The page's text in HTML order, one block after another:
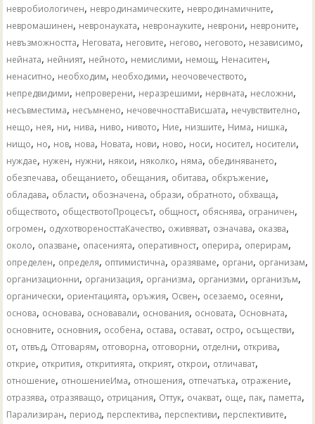
невробиологичен, невродинамическите, невродинамичните,
невромашинен, невронауката, невронауките, неврони, невроните,
невъзможността, Неговата, неговите, негово, неговото, независимо,
нейната, нейният, нейното, немислими, немощ, Ненаситен,
ненаситно, необходим, необходими, неочовечеството,
непредвидими, непроверени, неразрешими, нервната, несложни,
несъвместима, несъмнено, нечовечносттаВисшата, нечувствително,
нещо, нея, ни, нива, ниво, нивото, Ние, низшите, Нима, нишка,
нищо, но, нов, нова, Новата, нови, ново, носи, носител, носители,
нуждае, нужен, нужни, някои, няколко, няма, обединяването,
обезпечава, обещанието, обещания, обитава, обкръжение,
обладава, области, обозначена, образи, обратното, обхваща,
обществото, обществотоПроцесът, общност, обяснява, ограничен,
огромен, одухотвореносттаКачество, оживяват, означава, оказва,
около, опазване, опасенията, оперативност, оперира, оперирам,
определен, определя, оптимистична, оразяваме, органи, организам,
организационни, организация, организма, организми, организъм,
органически, ориентацията, оръжия, Освен, осезаемо, осеяни,
основа, основава, основавали, основания, основата, Основната,
основните, основния, особена, остава, остават, остро, осъществи,
от, отвъд, Отговарям, отговорна, отговорни, отделни, открива,
открие, открития, откритията, открият, открои, отличават,
отношение, отношениеИма, отношения, отпечатъка, отражение,
отразява, отразяващо, отрицания, Оттук, очакват, още, пак, паметта,
Парализиран, период, перспектива, перспективи, перспективите,